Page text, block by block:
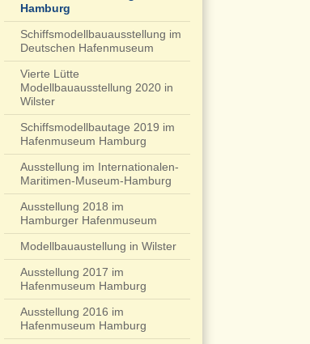
Hamburg
Schiffsmodellbauausstellung im
Deutschen Hafenmuseum
Vierte Lütte
Modellbauausstellung 2020 in
Wilster
Schiffsmodellbautage 2019 im
Hafenmuseum Hamburg
Ausstellung im Internationalen-
Maritimen-Museum-Hamburg
Ausstellung 2018 im
Hamburger Hafenmuseum
Modellbauaustellung in Wilster
Ausstellung 2017 im
Hafenmuseum Hamburg
Ausstellung 2016 im
Hafenmuseum Hamburg